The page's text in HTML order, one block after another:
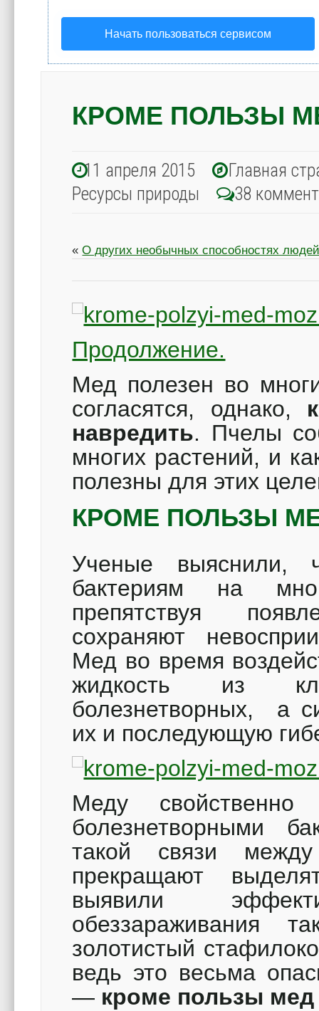
Начать пользоваться сервисом
КРОМЕ ПОЛЬЗЫ
11 апреля 2015
Главная
Ресурсы природы
38
«О других необычных способностях
Продолжение.
Мед полезен во
согласятся, однако,
навредить. Пчелы
многих растений, и
полезны для этих
КРОМЕ ПОЛЬЗЫ
Ученые выяснили,
бактериям на
препятствуя
сохраняют
Мед во время
жидкость из
болезнетворных, а
их и последующую
Меду
болезнетворными
такой связи
прекращают
выявили
обеззараживания
золотистый
ведь это весьма
— кроме пользы